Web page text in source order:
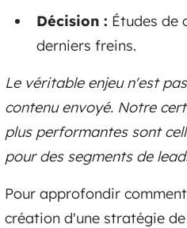
Décision : Études de
derniers freins.
Le véritable enjeu n'est
contenu envoyé. Notre
plus performantes sont
pour des segments de
Pour approfondir
création d'une stratégie